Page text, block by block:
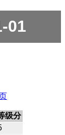
01
级分